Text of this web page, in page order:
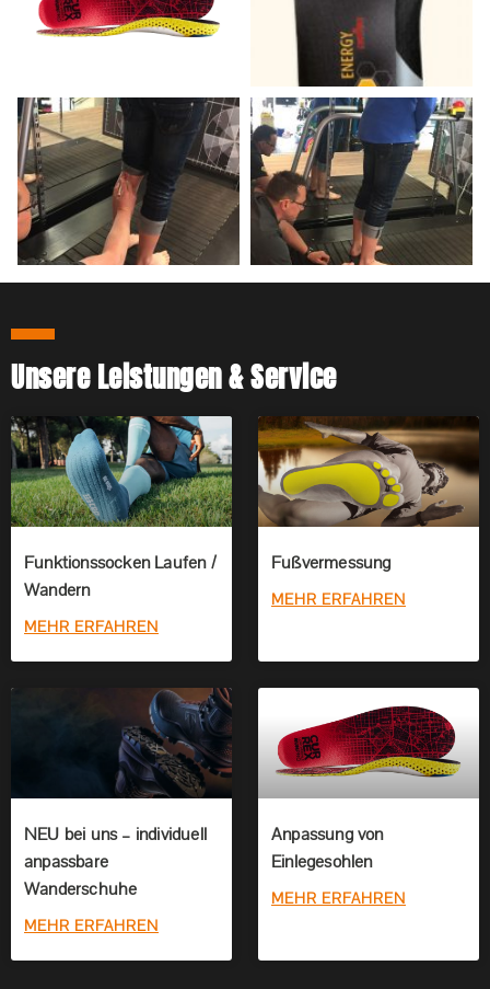
Unsere Leistungen & Service
Funktionssocken Laufen /
Wandern
MEHR ERFAHREN
Fußvermessung
MEHR ERFAHREN
NEU bei uns – individuell
anpassbare
Wanderschuhe
MEHR ERFAHREN
Anpassung von
Einlegesohlen
MEHR ERFAHREN